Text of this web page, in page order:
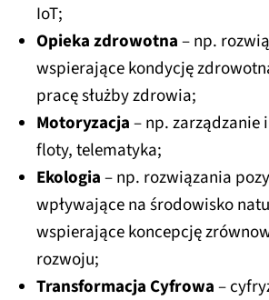
IoT;
Opieka zdrowotna– np.
wspierające kondycję
pracę służby zdrowia;
Motoryzacja– np.
floty, telematyka;
Ekologia– np. rozwiązania
wpływające na środowisko
wspierające koncepcję
rozwoju;
Transformacja Cyfrowa–